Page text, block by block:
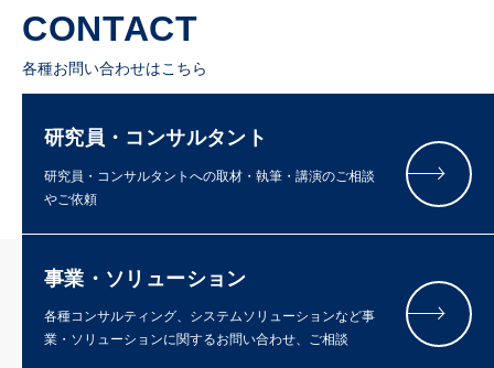
CONTACT
各種お問い合わせはこちら
研究員・コンサルタント
研究員・コンサルタントへの取材・執筆・講演のご相談
やご依頼
事業・ソリューション
各種コンサルティング、システムソリューションなど事
業・ソリューションに関するお問い合わせ、ご相談